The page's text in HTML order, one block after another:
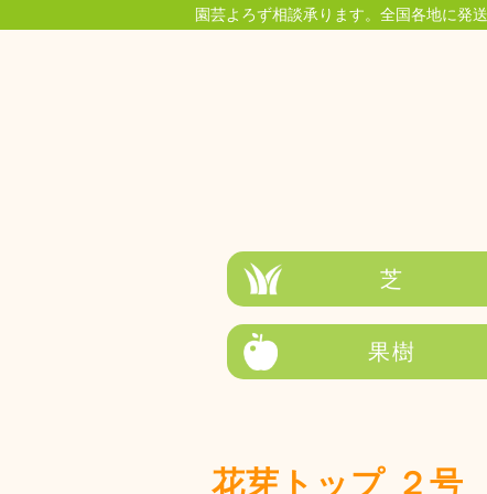
園芸よろず相談承ります。全国各地に発
芝
果樹
花芽トップ ２号